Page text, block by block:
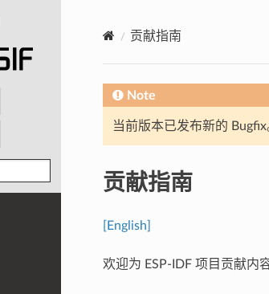
贡献指南
Note
当前版本已发布新的
贡献指南
[English]
欢迎为 ESP-IDF 项目贡献内容